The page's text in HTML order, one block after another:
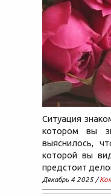
Ситуация
котором вы
выяснилось,
которой вы
предстоит
Декабрь 4 2025 /